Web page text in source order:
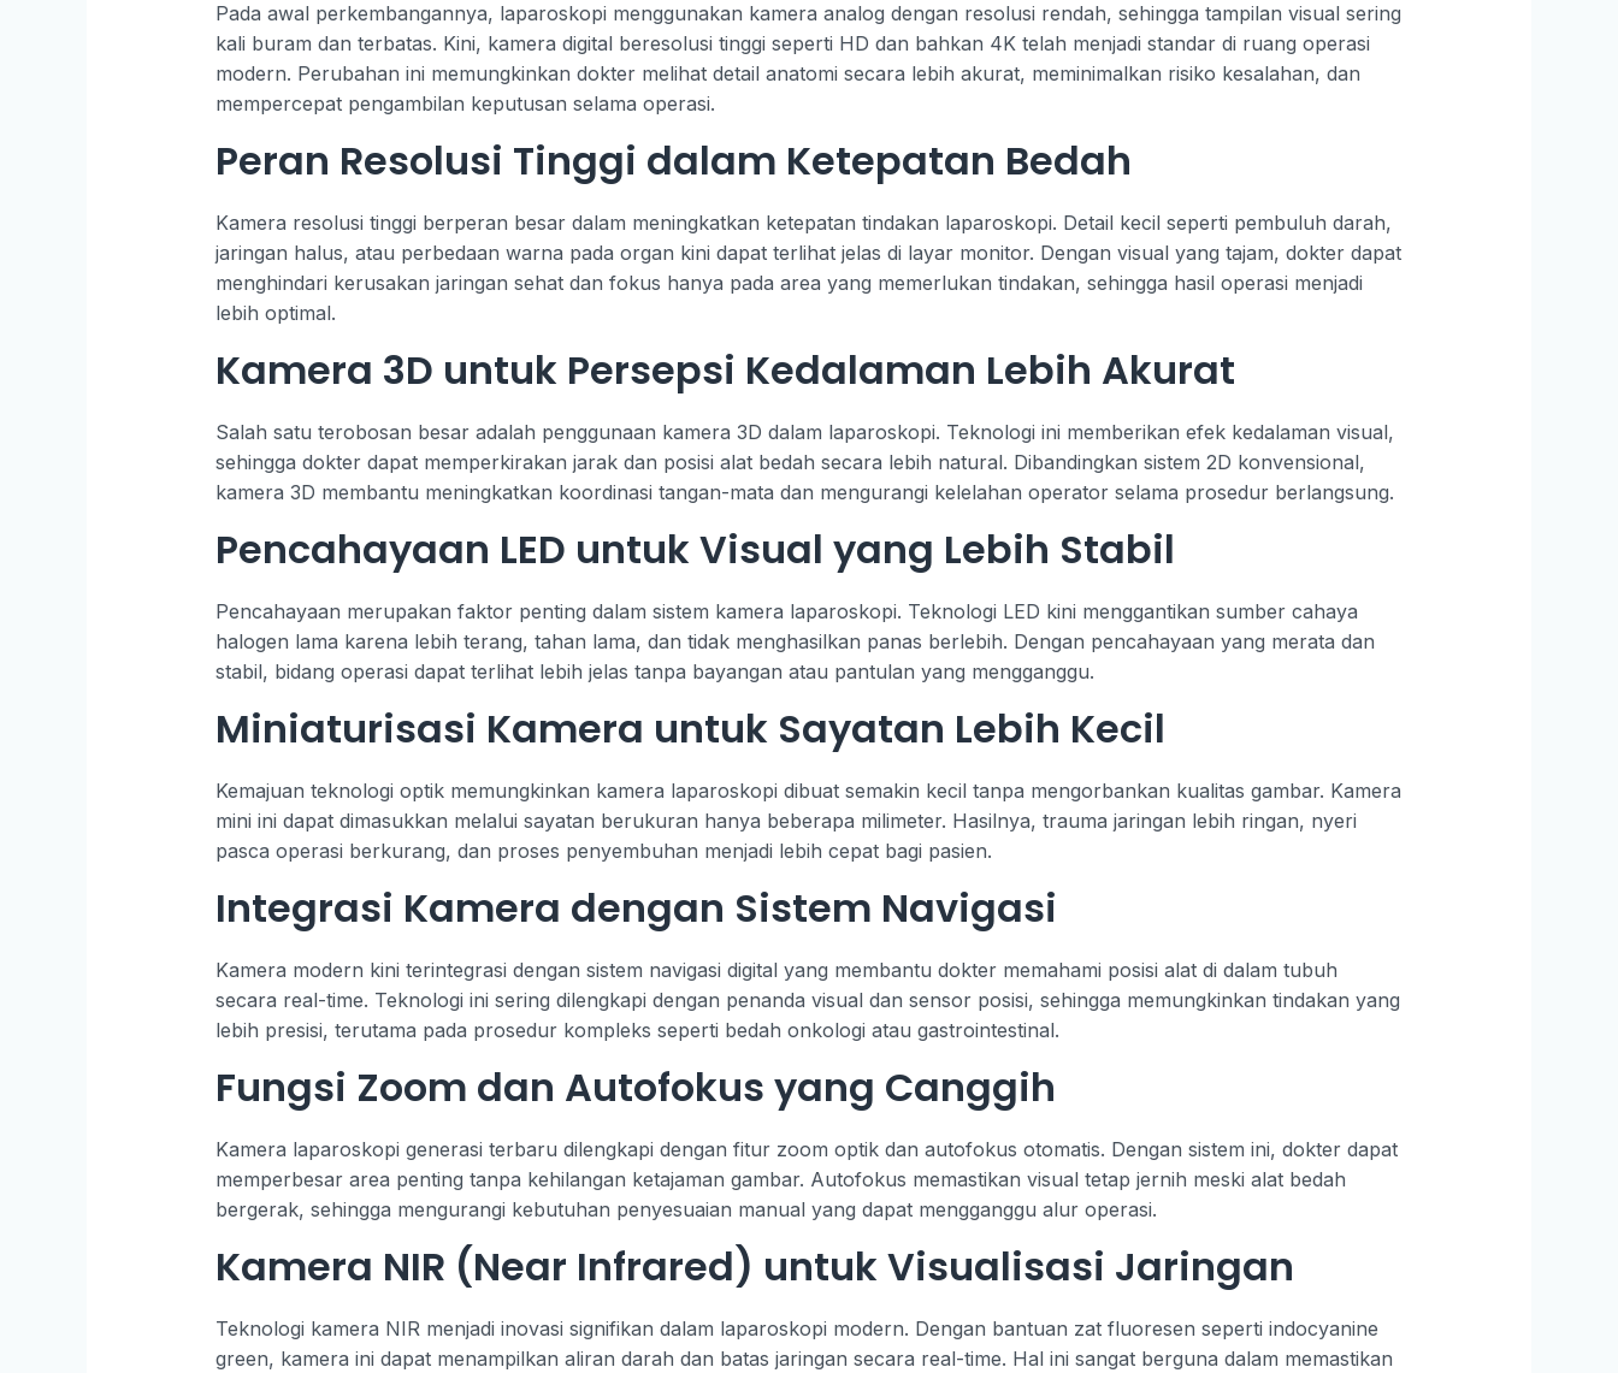
Pada awal perkembangannya, laparoskopi menggunakan kamera analog dengan resolusi rendah, sehingga tampilan visual sering
kali buram dan terbatas. Kini, kamera digital beresolusi tinggi seperti HD dan bahkan 4K telah menjadi standar di ruang operasi
modern. Perubahan ini memungkinkan dokter melihat detail anatomi secara lebih akurat, meminimalkan risiko kesalahan, dan
mempercepat pengambilan keputusan selama operasi.
Peran Resolusi Tinggi dalam Ketepatan Bedah
Kamera resolusi tinggi berperan besar dalam meningkatkan ketepatan tindakan laparoskopi. Detail kecil seperti pembuluh darah,
jaringan halus, atau perbedaan warna pada organ kini dapat terlihat jelas di layar monitor. Dengan visual yang tajam, dokter dapat
menghindari kerusakan jaringan sehat dan fokus hanya pada area yang memerlukan tindakan, sehingga hasil operasi menjadi
lebih optimal.
Kamera 3D untuk Persepsi Kedalaman Lebih Akurat
Salah satu terobosan besar adalah penggunaan kamera 3D dalam laparoskopi. Teknologi ini memberikan efek kedalaman visual,
sehingga dokter dapat memperkirakan jarak dan posisi alat bedah secara lebih natural. Dibandingkan sistem 2D konvensional,
kamera 3D membantu meningkatkan koordinasi tangan-mata dan mengurangi kelelahan operator selama prosedur berlangsung.
Pencahayaan LED untuk Visual yang Lebih Stabil
Pencahayaan merupakan faktor penting dalam sistem kamera laparoskopi. Teknologi LED kini menggantikan sumber cahaya
halogen lama karena lebih terang, tahan lama, dan tidak menghasilkan panas berlebih. Dengan pencahayaan yang merata dan
stabil, bidang operasi dapat terlihat lebih jelas tanpa bayangan atau pantulan yang mengganggu.
Miniaturisasi Kamera untuk Sayatan Lebih Kecil
Kemajuan teknologi optik memungkinkan kamera laparoskopi dibuat semakin kecil tanpa mengorbankan kualitas gambar. Kamera
mini ini dapat dimasukkan melalui sayatan berukuran hanya beberapa milimeter. Hasilnya, trauma jaringan lebih ringan, nyeri
pasca operasi berkurang, dan proses penyembuhan menjadi lebih cepat bagi pasien.
Integrasi Kamera dengan Sistem Navigasi
Kamera modern kini terintegrasi dengan sistem navigasi digital yang membantu dokter memahami posisi alat di dalam tubuh
secara real-time. Teknologi ini sering dilengkapi dengan penanda visual dan sensor posisi, sehingga memungkinkan tindakan yang
lebih presisi, terutama pada prosedur kompleks seperti bedah onkologi atau gastrointestinal.
Fungsi Zoom dan Autofokus yang Canggih
Kamera laparoskopi generasi terbaru dilengkapi dengan fitur zoom optik dan autofokus otomatis. Dengan sistem ini, dokter dapat
memperbesar area penting tanpa kehilangan ketajaman gambar. Autofokus memastikan visual tetap jernih meski alat bedah
bergerak, sehingga mengurangi kebutuhan penyesuaian manual yang dapat mengganggu alur operasi.
Kamera NIR (Near Infrared) untuk Visualisasi Jaringan
Teknologi kamera NIR menjadi inovasi signifikan dalam laparoskopi modern. Dengan bantuan zat fluoresen seperti indocyanine
green, kamera ini dapat menampilkan aliran darah dan batas jaringan secara real-time. Hal ini sangat berguna dalam memastikan